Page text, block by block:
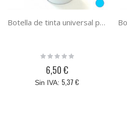
Botella de tinta universal para Epson cyan 1 litro
Rating:
6,50 €
5,37 €